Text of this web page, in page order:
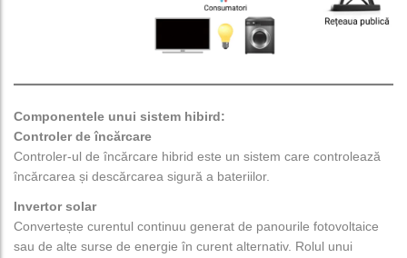
Componentele unui sistem hibird:
Controler de încărcare
Controler-ul de încărcare hibrid este un sistem care controlează
încărcarea și descărcarea sigură a bateriilor.
Invertor solar
Convertește curentul continuu generat de panourile fotovoltaice
sau de alte surse de energie în curent alternativ. Rolul unui